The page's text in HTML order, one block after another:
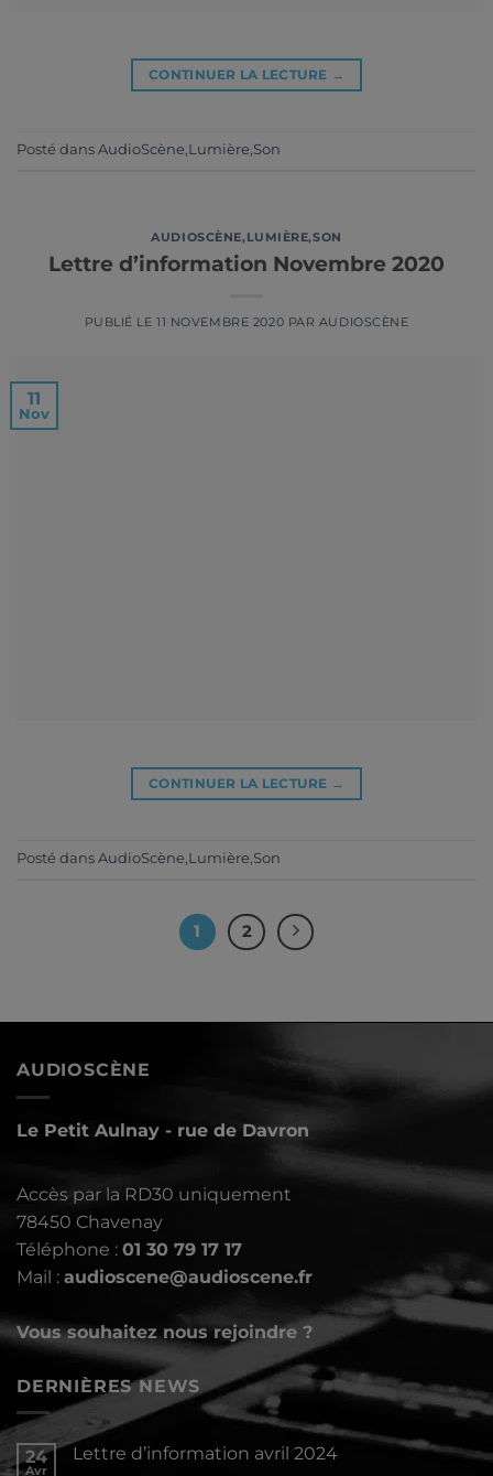
CONTINUER LA LECTURE →
Posté dans AudioScène,Lumière,Son
AUDIOSCÈNE,LUMIÈRE,SON
Lettre d’information Novembre 2020
PUBLIÉ LE11 NOVEMBRE 2020 PAR AUDIOSCÈNE
11
Nov
CONTINUER LA LECTURE →
Posté dans AudioScène,Lumière,Son
1 2
AUDIOSCÈNE
Le Petit Aulnay - rue de Davron
Accès par la RD30 uniquement
78450 Chavenay
Téléphone : 01 30 79 17 17
Mail : audioscene@audioscene.fr
Vous souhaitez nous rejoindre ?
DERNIÈRES NEWS
24
Avr
Lettre d’information avril 2024